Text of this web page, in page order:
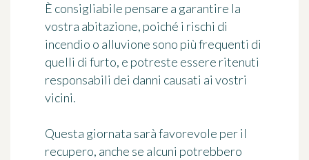
È consigliabile pensare a garantire la
vostra abitazione, poiché i rischi di
incendio o alluvione sono più frequenti di
quelli di furto, e potreste essere ritenuti
responsabili dei danni causati ai vostri
vicini.
Questa giornata sarà favorevole per il
recupero, anche se alcuni potrebbero